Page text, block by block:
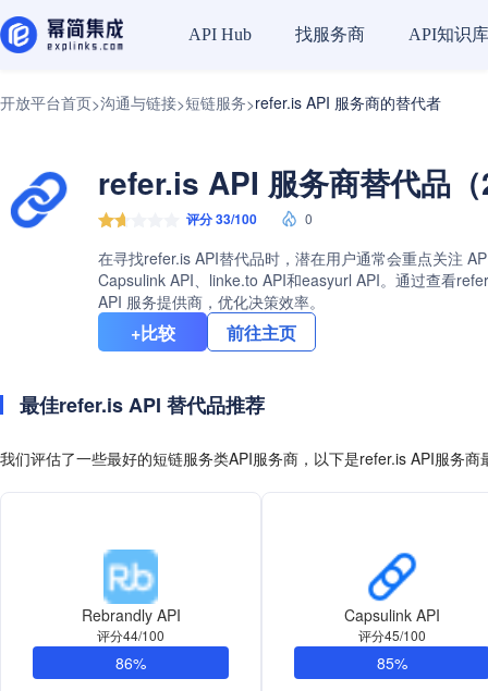
API Hub 找服务商 API知识库
开放平台首页>沟通与链接>短链服务>refer.is API 服务商的替代者
refer.is API 服务商替代品
评分 33/100 0
在寻找refer.is API替代品时，潜在用户通常会重点关注
Capsulink API、linke.to API和easyurl API。通过查看
API 服务提供商，优化决策效率。
+比较 前往主页
最佳refer.is API 替代品推荐
我们评估了一些最好的短链服务类API服务商，以下是refer.is API服务商
Rebrandly API
评分44/100
86%
Capsulink API
评分45/100
85%